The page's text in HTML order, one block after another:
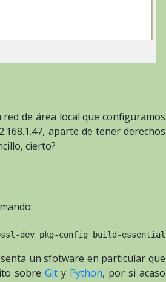
de área local que configuramos
aparte de tener derechos
cierto?
dev pkg-config build-essential
un sfotware en particular que
sobre Gity Python, por si acaso